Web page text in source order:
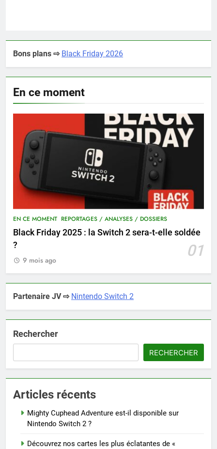
Bons plans ⇨ Black Friday 2026
En ce moment
EN CE MOMENT REPORTAGES / ANALYSES / DOSSIERS
Black Friday 2025 : la Switch 2 sera-t-elle soldée
?
01
9 mois ago
Partenaire JV ⇨ Nintendo Switch 2
Rechercher
RECHERCHER
Articles récents
Mighty Cuphead Adventure est-il disponible sur
Nintendo Switch 2 ?
Découvrez nos cartes les plus éclatantes de «